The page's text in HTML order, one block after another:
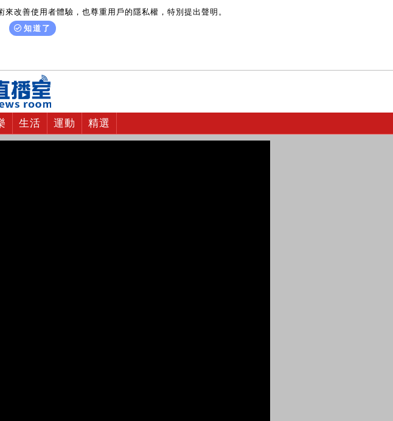
改善使用者體驗，也尊重用戶的隱私權，特別提出聲明。
知道了
生活 運動 精選